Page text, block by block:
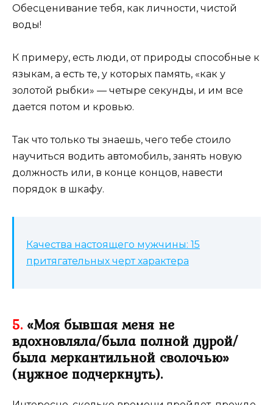
Обесценивание тебя, как личности, чистой
воды!
К примеру, есть люди, от природы способные к
языкам, а есть те, у которых память, «как у
золотой рыбки» — четыре секунды, и им все
дается потом и кровью.
Так что только ты знаешь, чего тебе стоило
научиться водить автомобиль, занять новую
должность или, в конце концов, навести
порядок в шкафу.
Качества настоящего мужчины: 15
притягательных черт характера
5. «Моя бывшая меня не
вдохновляла/была полной дурой/
была меркантильной сволочью»
(нужное подчеркнуть).